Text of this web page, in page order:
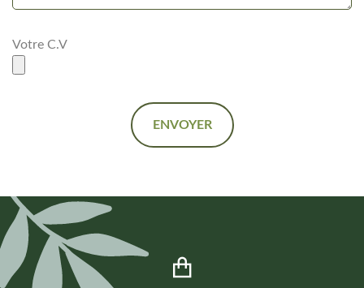
Votre C.V
ENVOYER